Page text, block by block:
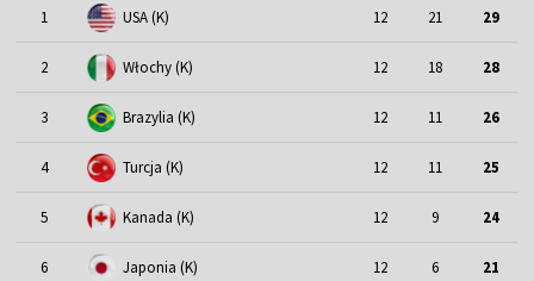
1 USA (K) 12 21 29
2 Włochy (K) 12 18 28
3 Brazylia (K) 12 11 26
4 Turcja (K) 12 11 25
5 Kanada (K) 12 9 24
6 Japonia (K) 12 6 21